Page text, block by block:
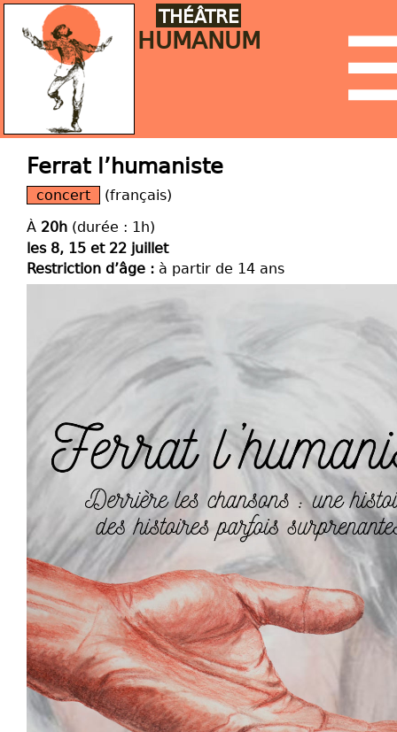
THÉÂTRE
HUMANUM
Ferrat l’humaniste
concert
(français)
À 20h (durée : 1h)
les 8, 15 et 22 juillet
Restriction d’âge : à partir de 14 ans